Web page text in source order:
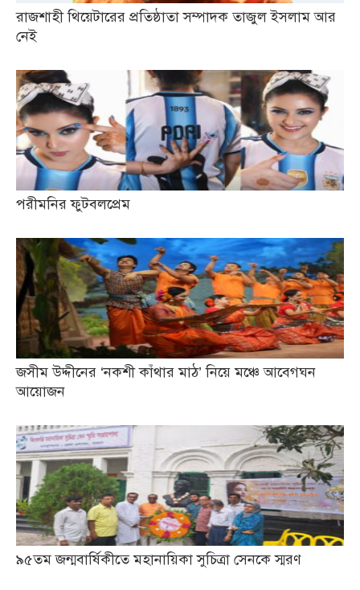
রাজশাহী থিয়েটারের প্রতিষ্ঠাতা সম্পাদক তাজুল ইসলাম আর
নেই
পরীমনির ফুটবলপ্রেম
জসীম উদ্দীনের ‘নকশী কাঁথার মাঠ’ নিয়ে মঞ্চে আবেগঘন
আয়োজন
৯৫তম জন্মবার্ষিকীতে মহানায়িকা সুচিত্রা সেনকে স্মরণ